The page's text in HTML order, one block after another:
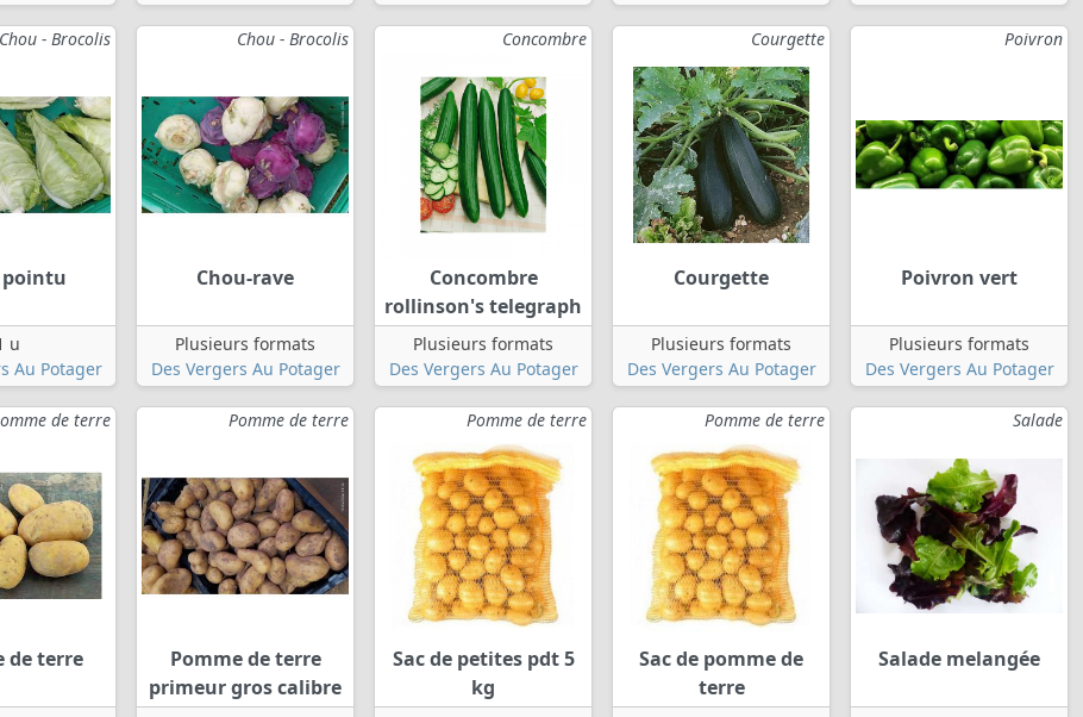
Chou - Brocolis
pointu
u
Au Potager
Chou - Brocolis
Chou-rave
Plusieurs formats
Des Vergers Au Potager
Concombre
Concombre
rollinson's telegraph
Plusieurs formats
Des Vergers Au Potager
Courgette
Courgette
Plusieurs formats
Des Vergers Au Potager
Poivron
Poivron vert
Plusieurs formats
Des Vergers Au Potager
de terre
de terre
Pomme de terre
Pomme de terre
primeur gros calibre
Pomme de terre
Sac de petites pdt 5
kg
Pomme de terre
Sac de pomme de
terre
Salade
Salade melangée